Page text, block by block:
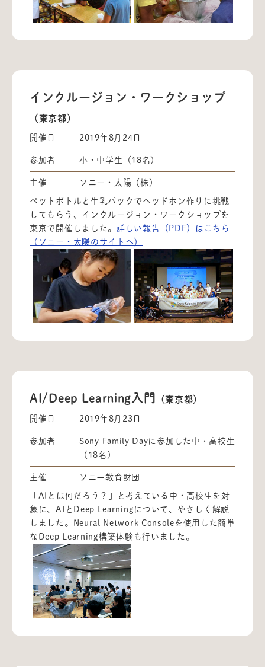
インクルージョン・ワークショップ
（東京都）
開催日 2019年8月24日
参加者 小・中学生（18名）
主催 ソニー・太陽（株）
ペットボトルと牛乳パックでヘッドホン作りに挑戦
してもらう、インクルージョン・ワークショップを
東京で開催しました。 詳しい報告（PDF）はこちら
（ソニー・太陽のサイトへ）
AI/Deep Learning入門 （東京都）
開催日 2019年8月23日
参加者
Sony Family Dayに参加した中・高校生
（18名）
主催 ソニー教育財団
「AIとは何だろう？」と考えている中・高校生を対
象に、AIとDeep Learningについて、やさしく解説
しました。Neural Network Consoleを使用した簡単
なDeep Learning構築体験も行いました。